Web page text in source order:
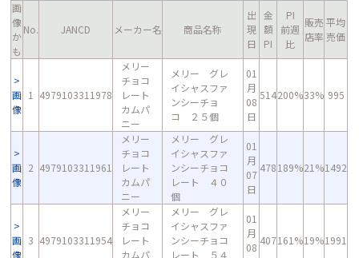
画
像
か
も
No. JANCD メーカー名 商品名称
出
現
日
金
額
PI
PI
前週
比
販売
店率
平均
売価
画
像
1 4979103311978
メリー
チョコ
レート
カムパ
ニー
メリー グレ
イシャスファ
ンシーチョ
コ ２５個
01
月
08
日
514200%33% 995
画
像
2 4979103311961
メリー
チョコ
レート
カムパ
ニー
メリー グレ
イシャスファ
ンシーチョコ
レート ４０
個
01
月
07
日
478189%21%1492
画
像
3 4979103311954
メリー
チョコ
レート
カムパ
メリー グレ
イシャスファ
ンシーチョコ
レート ５４
01
月
08
407161%19%1991